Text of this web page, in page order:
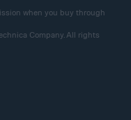
when you buy through
Company. All rights